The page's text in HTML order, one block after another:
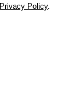
Privacy Policy.